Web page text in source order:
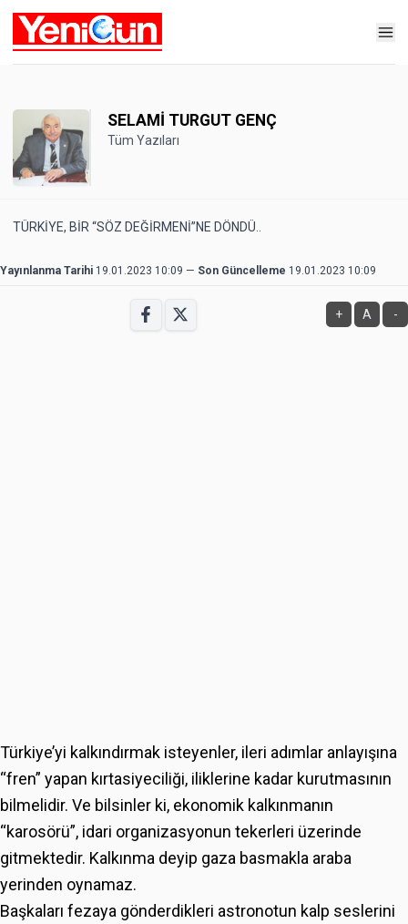
SELAMİ TURGUT GENÇ
Tüm Yazıları
TÜRKİYE, BİR “SÖZ DEĞİRMENİ”NE DÖNDÜ..
Yayınlanma Tarihi 19.01.2023 10:09 — Son Güncelleme 19.01.2023 10:09
+ A -
Türkiye’yi kalkındırmak isteyenler, ileri adımlar anlayışına
“fren” yapan kırtasiyeciliği, iliklerine kadar kurutmasının
bilmelidir. Ve bilsinler ki, ekonomik kalkınmanın
“karosörü”, idari organizasyonun tekerleri üzerinde
gitmektedir. Kalkınma deyip gaza basmakla araba
yerinden oynamaz.
Başkaları fezaya gönderdikleri astronotun kalp seslerini